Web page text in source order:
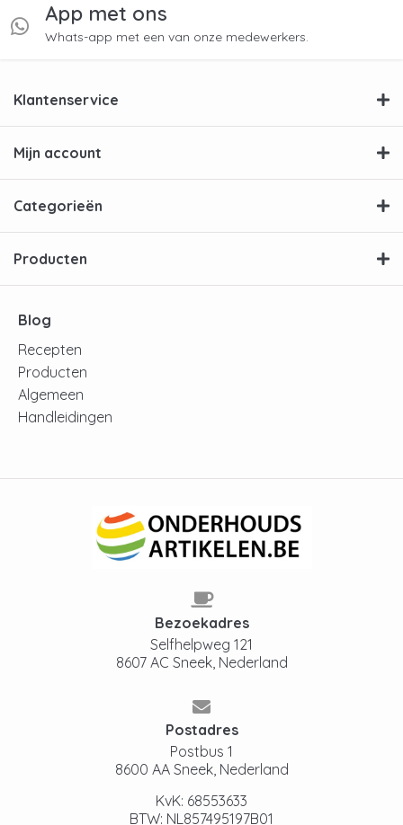
App met ons
Whats-app met een van onze medewerkers.
Klantenservice
Mijn account
Categorieën
Producten
Blog
Recepten
Producten
Algemeen
Handleidingen
Bezoekadres
Selfhelpweg 121
8607 AC Sneek, Nederland
Postadres
Postbus 1
8600 AA Sneek, Nederland
KvK: 68553633
BTW: NL857495197B01